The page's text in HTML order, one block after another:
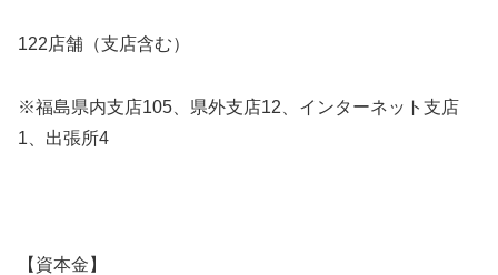
122店舗（支店含む）
※福島県内支店105、県外支店12、インターネット支店
1、出張所4
【資本金】